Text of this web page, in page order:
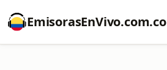
EmisorasEnVivo.com.co